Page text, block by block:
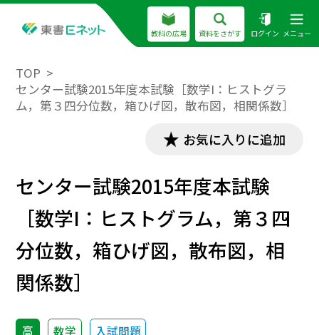
教科の広場 資料をさがす ログイン メニュー
TOP
センター試験2015年度本試験［数学I：ヒストグラ
ム，第３四分位数，箱ひげ図，散布図，相関係数］
お気に入りに追加
センター試験2015年度本試験
［数学I：ヒストグラム，第３四
分位数，箱ひげ図，散布図，相
関係数］
高 数学 入試問題